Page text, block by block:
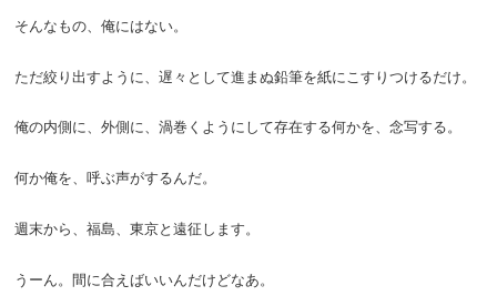
そんなもの、俺にはない。
ただ絞り出すように、遅々として進まぬ鉛筆を紙にこすりつけるだけ。
俺の内側に、外側に、渦巻くようにして存在する何かを、念写する。
何か俺を、呼ぶ声がするんだ。
週末から、福島、東京と遠征します。
うーん。間に合えばいいんだけどなあ。